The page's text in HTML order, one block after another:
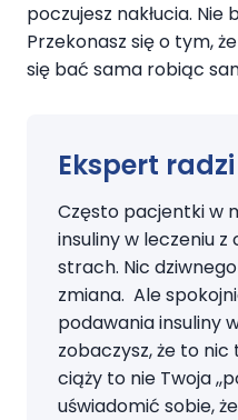
poczujesz nakłucia. Nie
Przekonasz się o tym,
się bać sama robiąc
Ekspert radzi
Często pacjentki w
insuliny w leczeniu
strach. Nic
zmiana. Ale
podawania insuliny
zobaczysz, że to
ciąży to nie Twoja
uświadomić sobie,